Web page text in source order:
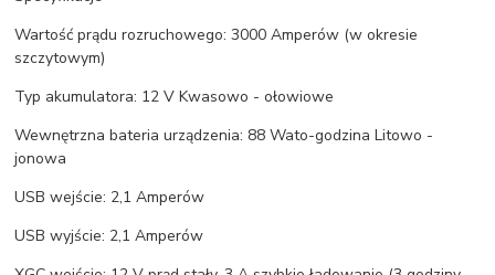
Wartość prądu rozruchowego: 3000 Amperów (w okresie
szczytowym)
Typ akumulatora: 12 V Kwasowo - ołowiowe
Wewnętrzna bateria urządzenia: 88 Wato-godzina Litowo -
jonowa
USB wejście: 2,1 Amperów
USB wyjście: 2,1 Amperów